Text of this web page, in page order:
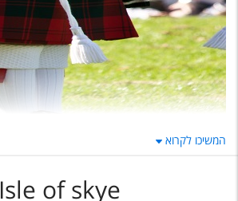
המשיכו לקרוא
Isle of skye